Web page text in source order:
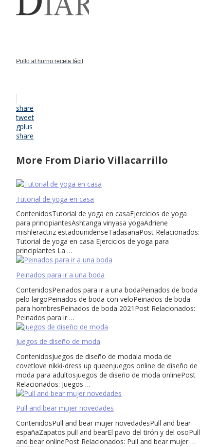
Pollo al horno receta fácil
share
tweet
gplus
share
More From Diario Villacarrillo
Tutorial de yoga en casa
ContenidosTutorial de yoga en casaEjercicios de yoga
para principiantesAshtanga vinyasa yogaAdriene
mishleractriz estadounidenseTadasanaPost Relacionados:
Tutorial de yoga en casa Ejercicios de yoga para
principiantes La …
Peinados para ir a una boda
ContenidosPeinados para ir a una bodaPeinados de boda
pelo largoPeinados de boda con veloPeinados de boda
para hombresPeinados de boda 2021Post Relacionados:
Peinados para ir …
Juegos de diseño de moda
ContenidosJuegos de diseño de modala moda de
covetlove nikki-dress up queenjuegos online de diseño de
moda para adultosjuegos de diseño de moda onlinePost
Relacionados: Juegos …
Pull and bear mujer novedades
ContenidosPull and bear mujer novedadesPull and bear
españaZapatos pull and bearEl pavo del tirón y del osoPull
and bear onlinePost Relacionados: Pull and bear mujer …